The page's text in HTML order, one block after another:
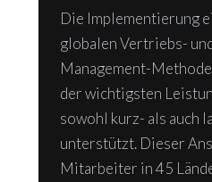
Die Implementierung
globalen Vertriebs-
Management-
der wichtigsten
sowohl kurz- als auch
unterstützt. Dieser
Mitarbeiter in 45